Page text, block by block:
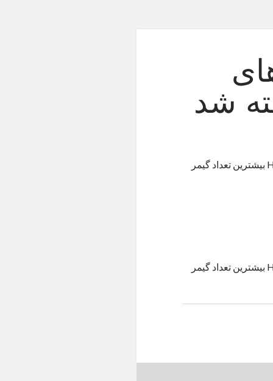
شد
بازی‌های Apex Legends، پابجی، Dota 2، کانتر استرایک ۲ و Helldivers 2 بیشترین تعداد گیمر
بازی‌های Apex Legends، پابجی، Dota 2، کانتر استرایک ۲ و Helldivers 2 بیشترین تعداد گیمر